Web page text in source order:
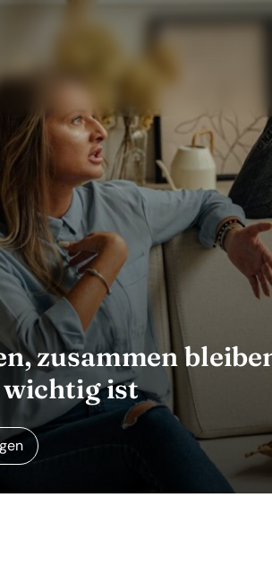
zusammen
wichtig ist